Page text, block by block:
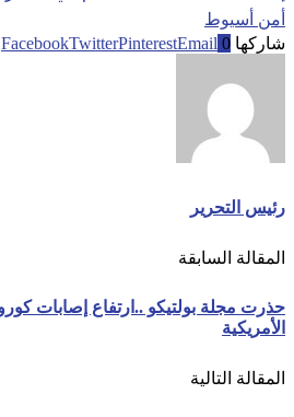
أمن أسيوط
شاركها 0
FacebookTwitterPinterestEmail
رئيس التحرير
المقالة السابقة
حذرت مجلة بولتيكو ..ارتفاع إصابات
الأمريكية
المقالة التالية